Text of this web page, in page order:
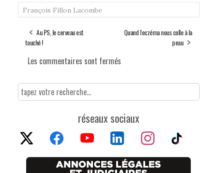
François Fillon Lacombe
Au PS, le cerveau est
touché !
Quand l'eczéma nous colle à la
peau
Les commentaires sont fermés
réseaux sociaux